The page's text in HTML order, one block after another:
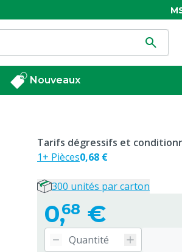
Nouveaux
0,68 €
Tarifs dégressifs et
1+ Pièces0,68 €
300 unités par carton